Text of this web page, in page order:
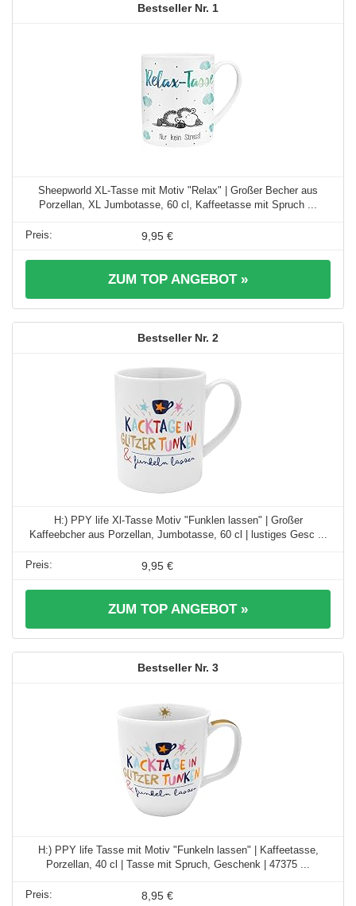
1
Sheepworld XL-Tasse mit Motiv "Relax" | Großer Becher aus
Porzellan, XL Jumbotasse, 60 cl, Kaffeetasse mit Spruch ...
9,95 €
ZUM TOP ANGEBOT »
2
H:) PPY life Xl-Tasse Motiv "Funklen lassen" | Großer
Kaffeebcher aus Porzellan, Jumbotasse, 60 cl | lustiges Gesc ...
9,95 €
ZUM TOP ANGEBOT »
3
H:) PPY life Tasse mit Motiv "Funkeln lassen" | Kaffeetasse,
Porzellan, 40 cl | Tasse mit Spruch, Geschenk | 47375 ...
8,95 €